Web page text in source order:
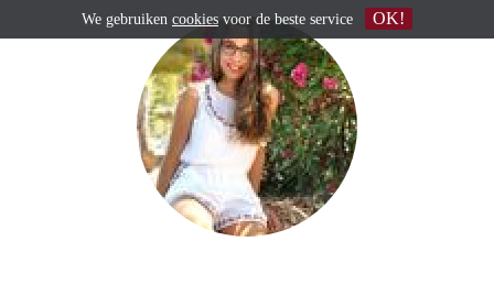
We gebruiken cookies voor de beste service OK!